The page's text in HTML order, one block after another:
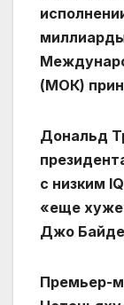
(МОК)
Дональд
с низким
«еще
Джо
Премьер-